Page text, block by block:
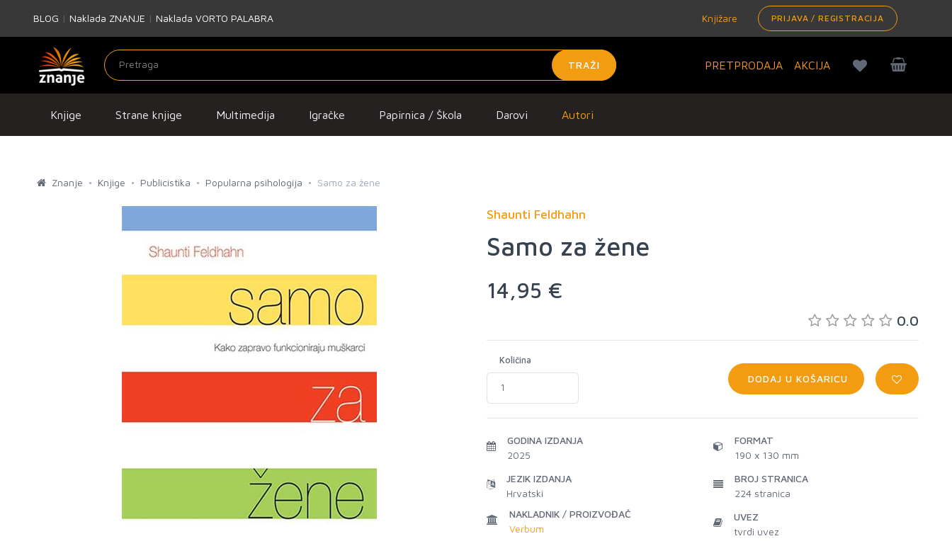
BLOG | Naklada ZNANJE | Naklada VORTO PALABRA Knjižare PRIJAVA / REGISTRACIJA
TRAŽI PRETPRODAJA AKCIJA
Knjige Strane knjige Multimedija Igračke Papirnica / Škola Darovi Autori
Znanje Knjige Publicistika Popularna psihologija Samo za žene
Shaunti Feldhahn
Samo za žene
14,95 €
0.0
Količina
DODAJ U KOŠARICU
GODINA IZDANJA
2025
JEZIK IZDANJA
Hrvatski
NAKLADNIK / PROIZVOĐAČ
Verbum
FORMAT
190 x 130 mm
BROJ STRANICA
224 stranica
UVEZ
tvrdi uvez